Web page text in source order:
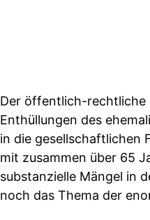
Der öffentlich-rechtliche
Enthüllungen des
in die gesellschaftlichen
mit zusammen über 65
substanzielle Mängel in
noch das Thema der